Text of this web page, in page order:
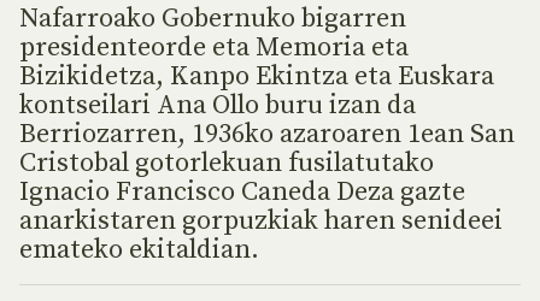
Nafarroako Gobernuko bigarren
presidenteorde eta Memoria eta
Bizikidetza, Kanpo Ekintza eta Euskara
kontseilari Ana Ollo buru izan da
Berriozarren, 1936ko azaroaren 1ean San
Cristobal gotorlekuan fusilatutako
Ignacio Francisco Caneda Deza gazte
anarkistaren gorpuzkiak haren senideei
emateko ekitaldian.